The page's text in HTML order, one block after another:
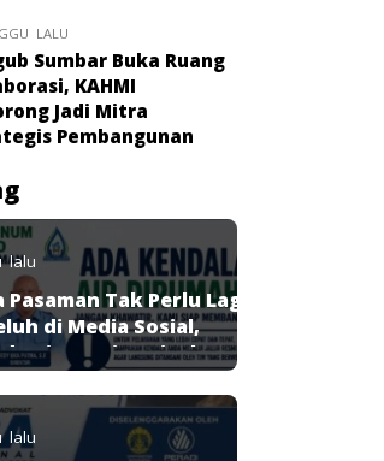
LALU
Sumbar Buka Ruang
KAHMI
Jadi Mitra
Pembangunan
lalu
Tak Perlu Lagi
di Media Sosial,
Tirta Saiyo Siapkan
Resmi
lalu